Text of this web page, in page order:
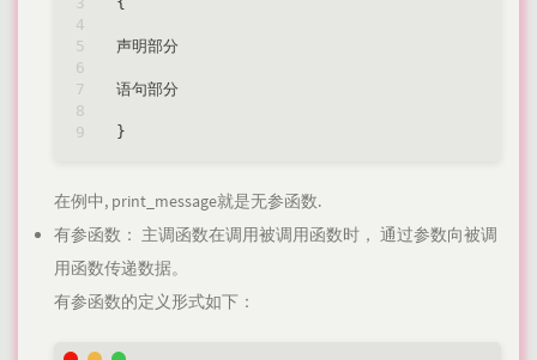
声明部分
语句部分
在例中, print_message就是无参函数.
有参函数： 主调函数在调用被调用函数时， 通过参数向被调
用函数传递数据。
有参函数的定义形式如下：